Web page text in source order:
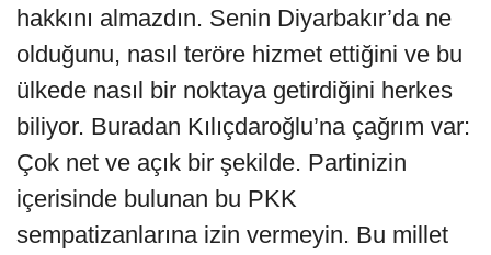
hakkını almazdın. Senin Diyarbakır’da ne
olduğunu, nasıl teröre hizmet ettiğini ve bu
ülkede nasıl bir noktaya getirdiğini herkes
biliyor. Buradan Kılıçdaroğlu’na çağrım var:
Çok net ve açık bir şekilde. Partinizin
içerisinde bulunan bu PKK
sempatizanlarına izin vermeyin. Bu millet